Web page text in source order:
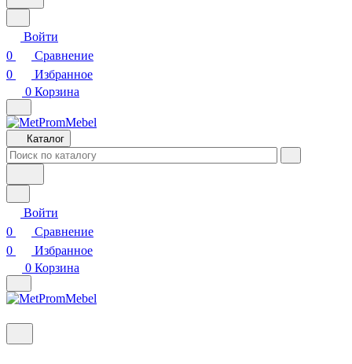
Войти
0
Сравнение
0
Избранное
0 Корзина
Каталог
Войти
0
Сравнение
0
Избранное
0 Корзина